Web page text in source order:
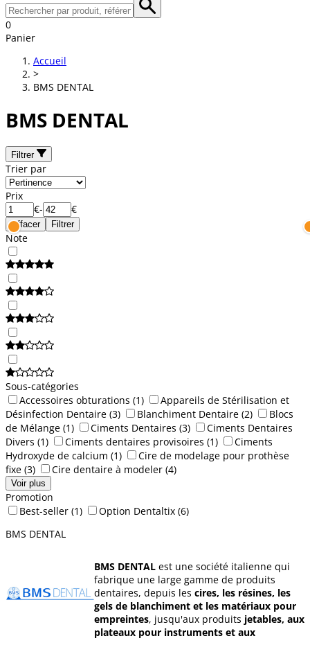
0
Panier
Accueil
>
BMS DENTAL
BMS DENTAL
Filtrer
Trier par
Prix
€- €
Effacer Filtrer
Note
Sous-catégories
Accessoires obturations (1)
Appareils de Stérilisation et
Désinfection Dentaire (3) Blanchiment Dentaire (2)
Blocs
de Mélange (1) Ciments Dentaires (3)
Ciments Dentaires
Divers (1) Ciments dentaires provisoires (1)
Ciments
Hydroxyde de calcium (1)
Cire de modelage pour prothèse
fixe (3) Cire dentaire à modeler (4)
Voir plus
Promotion
Best-seller (1) Option Dentaltix (6)
BMS DENTAL
BMS DENTAL est une société italienne qui
fabrique une large gamme de produits
dentaires, depuis les cires, les résines, les
gels de blanchiment et les matériaux pour
empreintes, jusqu'aux produits jetables, aux
plateaux pour instruments et aux